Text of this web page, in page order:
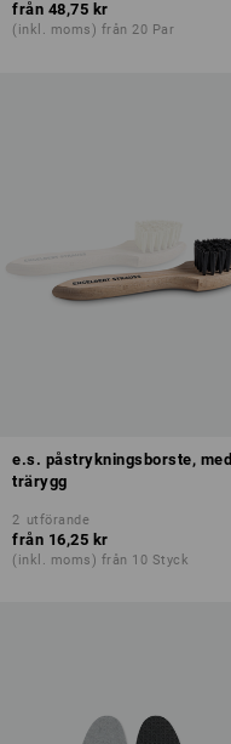
från 48,75 kr
(inkl. moms) från 20 Par
e.s. påstrykningsborste, med
trärygg
2 utförande
från 16,25 kr
(inkl. moms) från 10 Styck